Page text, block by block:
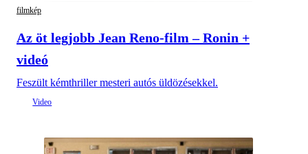
filmkép
Az öt legjobb Jean Reno-film – Ronin +
videó
Feszült kémthriller mesteri autós üldözésekkel.